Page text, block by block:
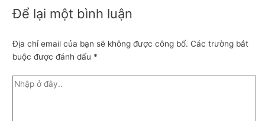
Để lại một bình luận
Địa chỉ email của bạn sẽ không được công bố. Các trường bắt
buộc được đánh dấu *